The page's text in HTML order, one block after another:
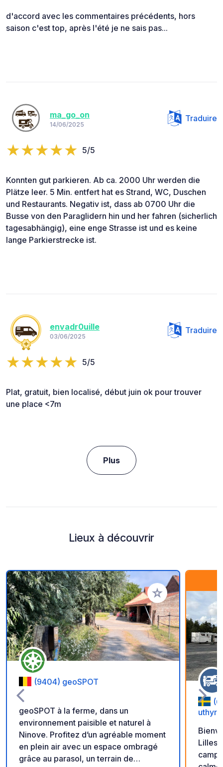
d'accord avec les commentaires précédents, hors
saison c'est top, après l'été je ne sais pas...
ma_go_on
14/06/2025
Traduire
5/5
Konnten gut parkieren. Ab ca. 2000 Uhr werden die
Plätze leer. 5 Min. entfert hat es Strand, WC, Duschen
und Restaurants. Negativ ist, dass ab 0700 Uhr die
Busse von den Paraglidern hin und her fahren (sicherlich
tagesabhängig), eine enge Strasse ist und es keine
lange Parkierstrecke ist.
envadr0uille
03/06/2025
Traduire
5/5
Plat, gratuit, bien localisé, début juin ok pour trouver
une place <7m
Plus
Lieux à découvrir
Ajouter à vos
(9404) geoSPOT
geoSPOT à la ferme, dans un
environnement paisible et naturel à
Ninove. Profitez d’un agréable moment
en plein air avec un espace ombragé
grâce au parasol, un terrain de
Lillesjö. Nous, les